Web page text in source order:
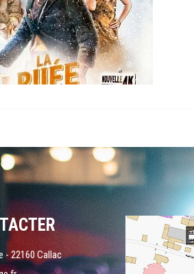
- 22160 Callac